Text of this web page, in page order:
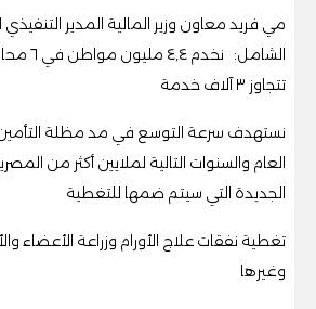
مي فريد معاون وزير المالية المدير
الشامل:
تتجاوز ٣ آلاف خدمة
نستهدف سرعة التوسع في مد مظلة
العام والسنوات التالية لملايين أكثر من
الجديدة التي سيتم ضمها للتغطية
تغطية نفقات علاج الأورام وزراعة الأعضاء
وغيرها